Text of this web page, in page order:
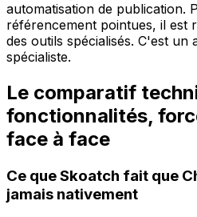
automatisation de publication.
référencement pointues, il est
des outils spécialisés. C'est un
spécialiste.
Le comparatif
fonctionnalités,
face à face
Ce que Skoatch fait que
jamais nativement